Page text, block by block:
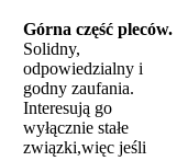
Górna część pleców.
Solidny,
odpowiedzialny i
godny zaufania.
Interesują go
wyłącznie stałe
związki,więc jeśli